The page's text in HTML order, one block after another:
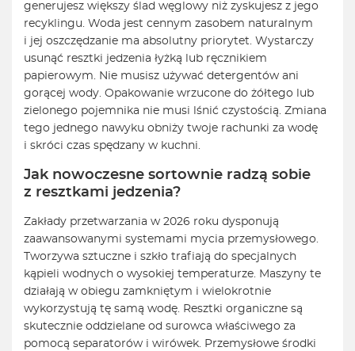
generujesz większy ślad węglowy niż zyskujesz z jego
recyklingu. Woda jest cennym zasobem naturalnym
i jej oszczędzanie ma absolutny priorytet. Wystarczy
usunąć resztki jedzenia łyżką lub ręcznikiem
papierowym. Nie musisz używać detergentów ani
gorącej wody. Opakowanie wrzucone do żółtego lub
zielonego pojemnika nie musi lśnić czystością. Zmiana
tego jednego nawyku obniży twoje rachunki za wodę
i skróci czas spędzany w kuchni.
Jak nowoczesne sortownie radzą sobie
z resztkami jedzenia?
Zakłady przetwarzania w 2026 roku dysponują
zaawansowanymi systemami mycia przemysłowego.
Tworzywa sztuczne i szkło trafiają do specjalnych
kąpieli wodnych o wysokiej temperaturze. Maszyny te
działają w obiegu zamkniętym i wielokrotnie
wykorzystują tę samą wodę. Resztki organiczne są
skutecznie oddzielane od surowca właściwego za
pomocą separatorów i wirówek. Przemysłowe środki